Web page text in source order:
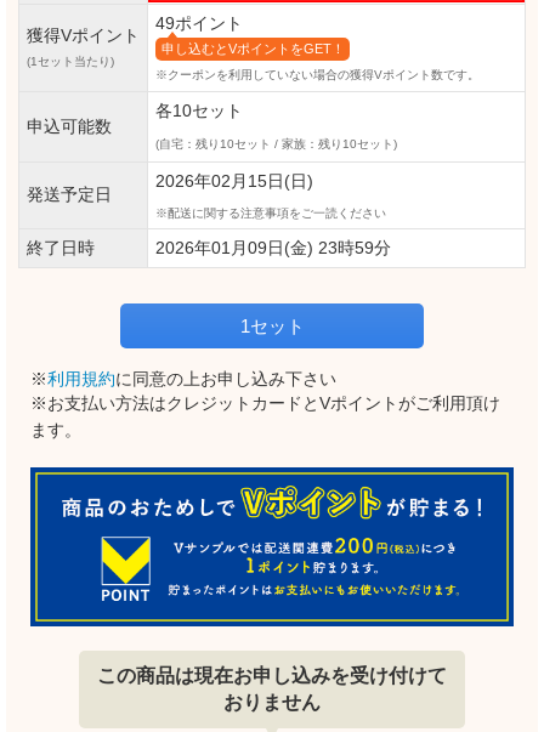
獲得Vポイント
(1セット当たり)
49ポイント
申し込むとVポイントをGET！
※クーポンを利用していない場合の獲得Vポイント数です。
申込可能数
各10セット
(自宅：残り10セット / 家族：残り10セット)
発送予定日
2026年02月15日(日)
配送に関する注意事項をご一読ください
終了日時 2026年01月09日(金) 23時59分
1セット
※利用規約に同意の上お申し込み下さい
※お支払い方法はクレジットカードとVポイントがご利用頂け
ます。
この商品は現在お申し込みを受け付けて
おりません